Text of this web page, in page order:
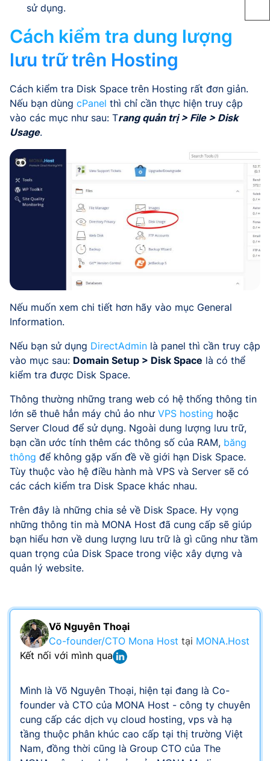
sử dụng.
Cách kiểm tra dung lượng
lưu trữ trên Hosting
Cách kiểm tra Disk Space trên Hosting rất đơn giản.
Nếu bạn dùng cPanel thì chỉ cần thực hiện truy cập
vào các mục như sau: Trang quản trị > File > Disk
Usage.
Nếu muốn xem chi tiết hơn hãy vào mục General
Information.
Nếu bạn sử dụng DirectAdmin là panel thì cần truy cập
vào mục sau: Domain Setup > Disk Space là có thể
kiểm tra được Disk Space.
Thông thường những trang web có hệ thống thông tin
lớn sẽ thuê hẳn máy chủ ảo như VPS hosting hoặc
Server Cloud để sử dụng. Ngoài dung lượng lưu trữ,
bạn cần ước tính thêm các thông số của RAM, băng
thông để không gặp vấn đề về giới hạn Disk Space.
Tùy thuộc vào hệ điều hành mà VPS và Server sẽ có
các cách kiểm tra Disk Space khác nhau.
Trên đây là những chia sẻ về Disk Space. Hy vọng
những thông tin mà MONA Host đã cung cấp sẽ giúp
bạn hiểu hơn về dung lượng lưu trữ là gì cũng như tầm
quan trọng của Disk Space trong việc xây dựng và
quản lý website.
Võ Nguyên Thoại
Co-founder/CTO Mona Host tại MONA.Host
Kết nối với mình qua
Mình là Võ Nguyên Thoại, hiện tại đang là Co-
founder và CTO của MONA Host - công ty chuyên
cung cấp các dịch vụ cloud hosting, vps và hạ
tầng thuộc phân khúc cao cấp tại thị trường Việt
Nam, đồng thời cũng là Group CTO của The